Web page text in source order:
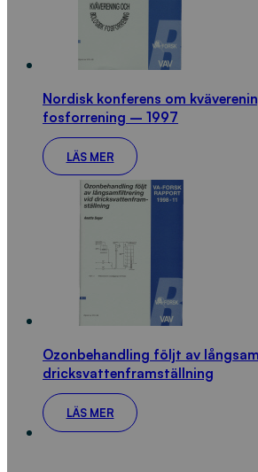
Nordisk konferens om
fosforrening – 1997
LÄS MER
Ozonbehandling följt av
dricksvattenframställning
LÄS MER